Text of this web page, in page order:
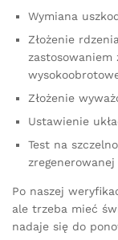
Wymiana
Złożenie
zastosowaniem
Złożenie
Ustawienie
Test na
Po naszej
ale trzeba mieć
nadaje się do